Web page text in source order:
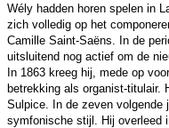
Wély hadden horen spelen in
zich volledig op het
Camille Saint-Saëns. In de
uitsluitend nog actief om de
In 1863 kreeg hij, mede op
betrekking als organist-titulair.
Sulpice. In de zeven volgende
symfonische stijl. Hij overleed